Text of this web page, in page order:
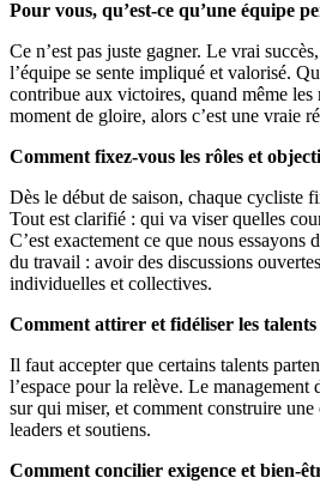
Pour vous, qu’est-ce qu’une équipe
Ce n’est pas juste gagner. Le vrai
l’équipe se sente impliqué et valorisé.
contribue aux victoires, quand même
moment de gloire, alors c’est une vraie
Comment fixez-vous les rôles et
Dès le début de saison, chaque cycliste
Tout est clarifié : qui va viser quelles
C’est exactement ce que nous essayons
du travail : avoir des discussions
individuelles et collectives.
Comment attirer et fidéliser les talents
Il faut accepter que certains talents
l’espace pour la relève. Le management
sur qui miser, et comment construire
leaders et soutiens.
Comment concilier exigence et bien-